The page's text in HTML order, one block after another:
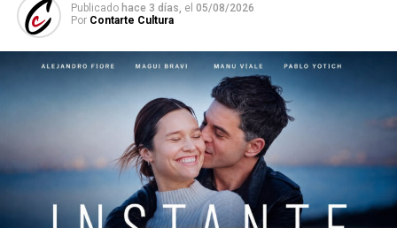
Publicado hace 3 días, el 05/08/2026
Por Contarte Cultura